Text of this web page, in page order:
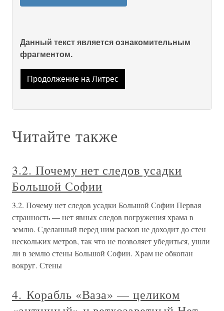
Данный текст является ознакомительным
фрагментом.
Продолжение на Литрес
Читайте также
3.2. Почему нет следов усадки
Большой Софии
3.2. Почему нет следов усадки Большой Софии Первая
странность — нет явных следов погружения храма в
землю. Сделанный перед ним раскоп не доходит до стен
нескольких метров, так что не позволяет убедиться, ушли
ли в землю стены Большой Софии. Храм не обкопан
вокруг. Стены
4. Корабль «Ваза» — целиком